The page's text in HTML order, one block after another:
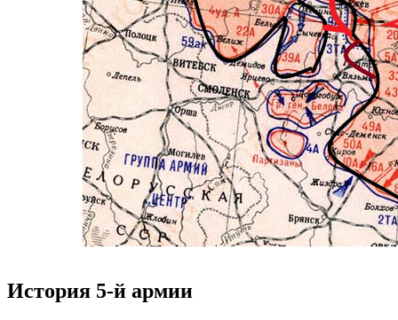
История 5-й армии